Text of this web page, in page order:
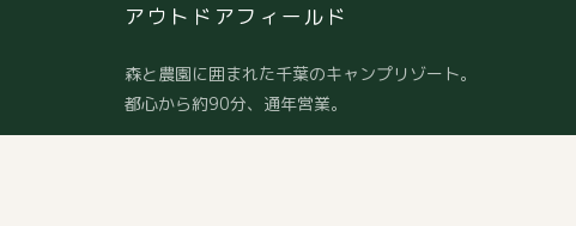
アウトドアフィールド
森と農園に囲まれた千葉のキャンプリゾート。
都心から約90分、通年営業。